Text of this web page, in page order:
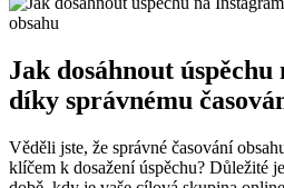
Jak dosáhnout
díky správnému
Věděli jste, že správné časování
klíčem k dosažení úspěchu? Důležité